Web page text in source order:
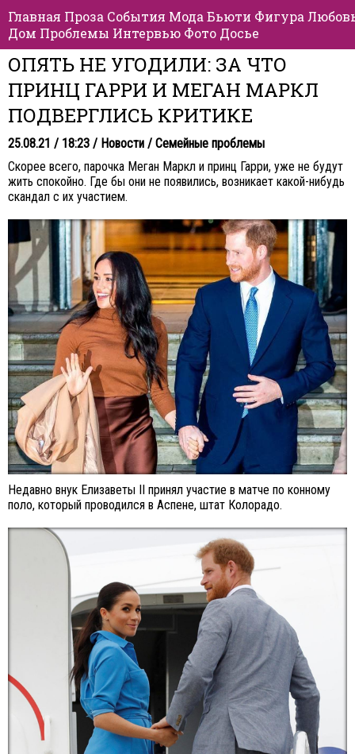
Главная Проза События Мода Бьюти Фигура
Дом Проблемы Интервью Фото Досье
ОПЯТЬ НЕ УГОДИЛИ: ЗА ЧТО
ПРИНЦ ГАРРИ И МЕГАН МАРКЛ
ПОДВЕРГЛИСЬ КРИТИКЕ
25.08.21 / 18:23 / Новости / Семейные проблемы
Скорее всего, парочка Меган Маркл и принц Гарри, уже не будут
жить спокойно. Где бы они не появились, возникает какой-нибудь
скандал с их участием.
Недавно внук Елизаветы II принял участие в матче по конному
поло, который проводился в Аспене, штат Колорадо.